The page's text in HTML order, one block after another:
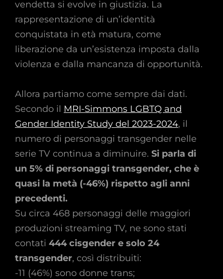
vendetta si evolve in giustizia. La
rappresentazione di un’identità
conquistata in età matura, come
liberazione da un’esistenza imposta dalla
violenza e dalla mancanza di opportunità.
Allora partiamo come sempre dai dati.
Secondo il MRI-Simmons LGBTQ and
Gender Identity Study del 2023-2024, il
numero di personaggi transgender nelle
serie TV continua a diminuire. Si parla di
un 5% di personaggi transgender, che è
quasi la metà (-46%) rispetto agli anni
precedenti.
Su circa 468 personaggi delle maggiori
produzioni streaming TV, ne sono stati
contati 444 cisgender e solo 24
transgender, così distribuiti:
-11 (46%) sono donne trans;